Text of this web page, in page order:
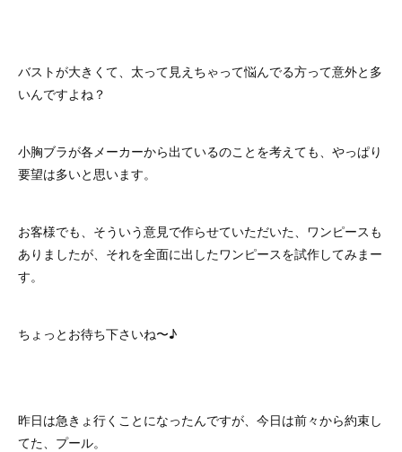
バストが大きくて、太って見えちゃって悩んでる方って意外と多
いんですよね？
小胸ブラが各メーカーから出ているのことを考えても、やっぱり
要望は多いと思います。
お客様でも、そういう意見で作らせていただいた、ワンピースも
ありましたが、それを全面に出したワンピースを試作してみまー
す。
ちょっとお待ち下さいね〜♪
昨日は急きょ行くことになったんですが、今日は前々から約束し
てた、プール。